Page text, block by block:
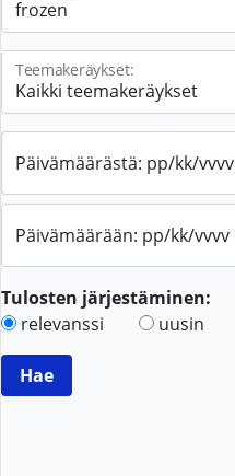
Teemakeräykset:
Päivämäärästä: pp/kk/vvvv
Päivämäärään: pp/kk/vvvv
Tulosten järjestäminen:
relevanssi
uusin